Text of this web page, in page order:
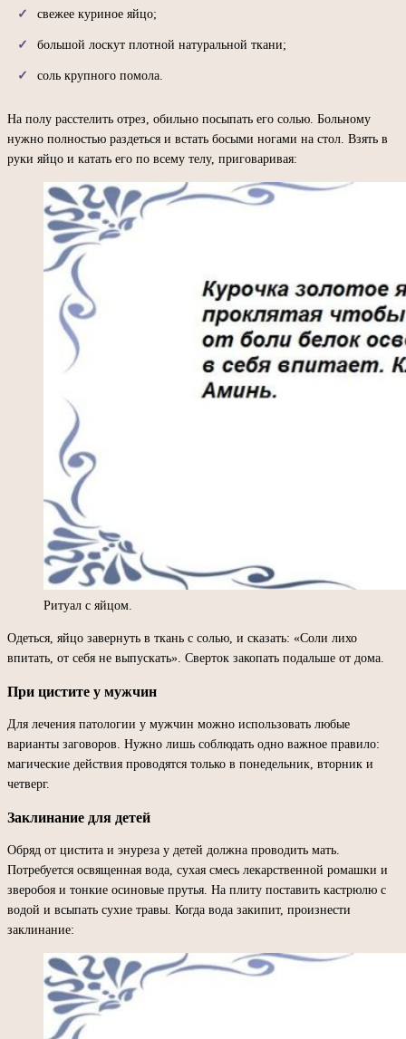
свежее куриное яйцо;
большой лоскут плотной натуральной ткани;
соль крупного помола.
На полу расстелить отрез, обильно посыпать его солью. Больному
нужно полностью раздеться и встать босыми ногами на стол. Взять в
руки яйцо и катать его по всему телу, приговаривая:
Ритуал с яйцом.
Одеться, яйцо завернуть в ткань с солью, и сказать: «Соли лихо
впитать, от себя не выпускать». Сверток закопать подальше от дома.
При цистите у мужчин
Для лечения патологии у мужчин можно использовать любые
варианты заговоров. Нужно лишь соблюдать одно важное правило:
магические действия проводятся только в понедельник, вторник и
четверг.
Заклинание для детей
Обряд от цистита и энуреза у детей должна проводить мать.
Потребуется освященная вода, сухая смесь лекарственной ромашки и
зверобоя и тонкие осиновые прутья. На плиту поставить кастрюлю с
водой и всыпать сухие травы. Когда вода закипит, произнести
заклинание: